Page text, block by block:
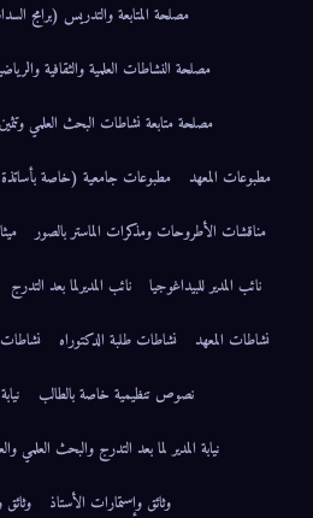
مصلحة المتابعة والتدريس (برامج
مصلحة النشاطات العلمية والثقافية
مصلحة متابعة نشاطات البحث العلمي
مطبوعات المعهد
مطبوعات جامعية (خاصة بأساتذة
مناقشات الأطروحات ومذكرات الماستر بالصور
نائب المدير للبيداغوجيا
نائب المديرلما بعد التدرج
نشاطات المعهد
نشاطات طلبة الدكتوراه
نصوص تنظيمية خاصة بالطالب
نيابة المدير لما بعد التدرج والبحث العلمي
وثائق وإستمارات الأستاذ